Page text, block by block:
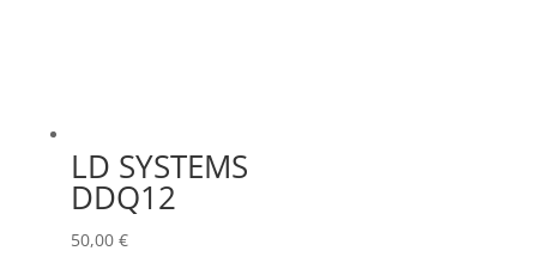
LD SYSTEMS
DDQ12
50,00 €